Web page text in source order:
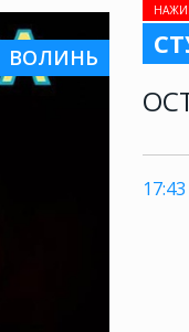
17:43
ВОЛИНЬ